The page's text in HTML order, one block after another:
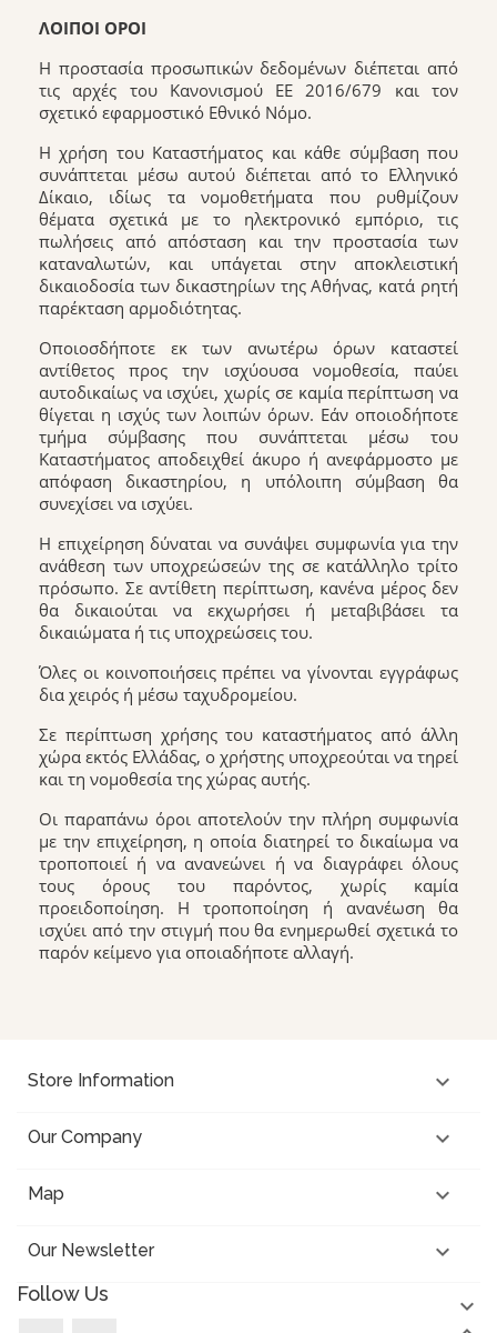
ΛΟΙΠΟΙ ΟΡΟΙ
Η προστασία προσωπικών δεδομένων διέπεται από
τις αρχές του Κανονισμού ΕΕ 2016/679 και τον
σχετικό εφαρμοστικό Εθνικό Νόμο.
Η χρήση του Καταστήματος και κάθε σύμβαση που
συνάπτεται μέσω αυτού διέπεται από το Ελληνικό
Δίκαιο, ιδίως τα νομοθετήματα που ρυθμίζουν
θέματα σχετικά με το ηλεκτρονικό εμπόριο, τις
πωλήσεις από απόσταση και την προστασία των
καταναλωτών, και υπάγεται στην αποκλειστική
δικαιοδοσία των δικαστηρίων της Αθήνας, κατά ρητή
παρέκταση αρμοδιότητας.
Οποιοσδήποτε εκ των ανωτέρω όρων καταστεί
αντίθετος προς την ισχύουσα νομοθεσία, παύει
αυτοδικαίως να ισχύει, χωρίς σε καμία περίπτωση να
θίγεται η ισχύς των λοιπών όρων. Εάν οποιοδήποτε
τμήμα σύμβασης που συνάπτεται μέσω του
Καταστήματος αποδειχθεί άκυρο ή ανεφάρμοστο με
απόφαση δικαστηρίου, η υπόλοιπη σύμβαση θα
συνεχίσει να ισχύει.
Η επιχείρηση δύναται να συνάψει συμφωνία για την
ανάθεση των υποχρεώσεών της σε κατάλληλο τρίτο
πρόσωπο. Σε αντίθετη περίπτωση, κανένα μέρος δεν
θα δικαιούται να εκχωρήσει ή μεταβιβάσει τα
δικαιώματα ή τις υποχρεώσεις του.
Όλες οι κοινοποιήσεις πρέπει να γίνονται εγγράφως
δια χειρός ή μέσω ταχυδρομείου.
Σε περίπτωση χρήσης του καταστήματος από άλλη
χώρα εκτός Ελλάδας, ο χρήστης υποχρεούται να τηρεί
και τη νομοθεσία της χώρας αυτής.
Οι παραπάνω όροι αποτελούν την πλήρη συμφωνία
με την επιχείρηση, η οποία διατηρεί το δικαίωμα να
τροποποιεί ή να ανανεώνει ή να διαγράφει όλους
τους όρους του παρόντος, χωρίς καμία
προειδοποίηση. Η τροποποίηση ή ανανέωση θα
ισχύει από την στιγμή που θα ενημερωθεί σχετικά το
παρόν κείμενο για οποιαδήποτε αλλαγή.
Store Information 
Our Company 
Map 
Our Newsletter 
Follow Us
